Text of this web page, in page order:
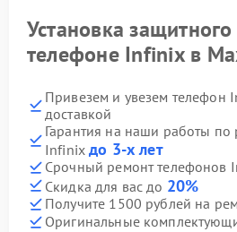
Установка защитного
телефоне Infinix в
Привезем и увезем телефон
доставкой
Гарантия на наши работы по
Infinixдо 3-х лет
Срочный ремонт телефонов
Скидка для вас до 20%
Получите 1500 рублей на
Оригинальные